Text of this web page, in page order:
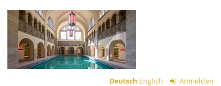
Zum
Haupt-
Inhalt
springen
Deutsch English Anmelden